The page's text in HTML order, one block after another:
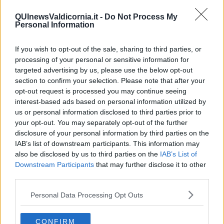
QUInewsValdicornia.it - Do Not Process My
Personal Information
If you wish to opt-out of the sale, sharing to third parties, or
processing of your personal or sensitive information for
targeted advertising by us, please use the below opt-out
section to confirm your selection. Please note that after your
opt-out request is processed you may continue seeing
interest-based ads based on personal information utilized by
us or personal information disclosed to third parties prior to
your opt-out. You may separately opt-out of the further
disclosure of your personal information by third parties on the
IAB’s list of downstream participants. This information may
also be disclosed by us to third parties on the IAB’s List of
Downstream Participants that may further disclose it to other
Personal Data Processing Opt Outs
CONFIRM
Perché la Nazionale, che alla fin fine non è altro che un grande
magazzino pieno di oggetti molto simili tra di loro, se sarà affidata
limitati e ben definiti, ovvero: ricevere libri e riviste, catalogarli
celermente, facilitarne prestito e consultazione.Tutto qui.
3) Naturalmente una scelta di questo tipo solleverebbe un bel po' di
polemiche. Ma per cambiare la macchina statale prima di tutto
occorre forza politica (cioè capacità di cambiare e resistere alle
polemiche dei conservatori). E presto vedremo se questo governo
ne ha e se saprà mettere in campo atti innovativi (modello
Marchionneper intenderci). Sui musei statali si sta muovendo.
L'auspicio è che si passi anche alle biblioteche. Se questo accadrà,
l'altra cosa importante è che le imprese culturali accettino la sfida,
perché spesso anche i privati preferiscono misurarsi con appalti
facili, dove si gioca sui ribassi e sulle buone relazioni tra imprese,
più che sulle capacità organizzative e sull'innovazione dei servizi,
che sono conquiste difficili e faticose da ottenere. Perché,
diciamocelo, spendere meno e far funzionare meglio un servizio,
equivale a far schizzare in alto la produttività del lavoro, ovvero far
realizzarlo.